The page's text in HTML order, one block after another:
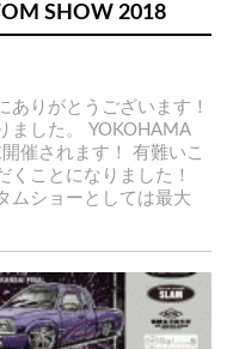
SHOW 2018
ありがとうございます！
ました。 YOKOHAMA
催されます！ 有難いこ
くことになりました！
ムショーとしては最大